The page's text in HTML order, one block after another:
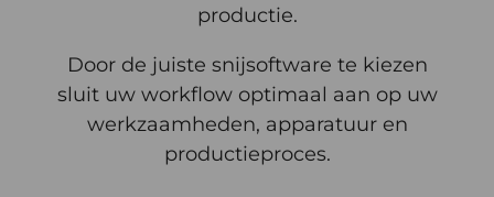
productie.
Door de juiste snijsoftware te kiezen
sluit uw workflow optimaal aan op uw
werkzaamheden, apparatuur en
productieproces.